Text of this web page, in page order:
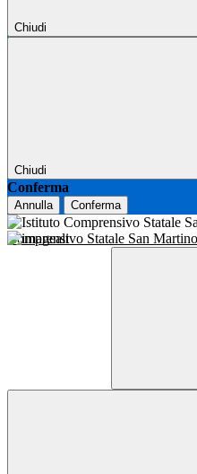
Chiudi
Chiudi
Conferma
Annulla Conferma
Comprensivo Statale San